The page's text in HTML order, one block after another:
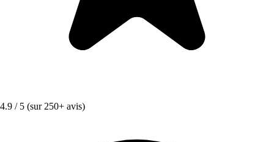
4.9 / 5 (sur 250+ avis)